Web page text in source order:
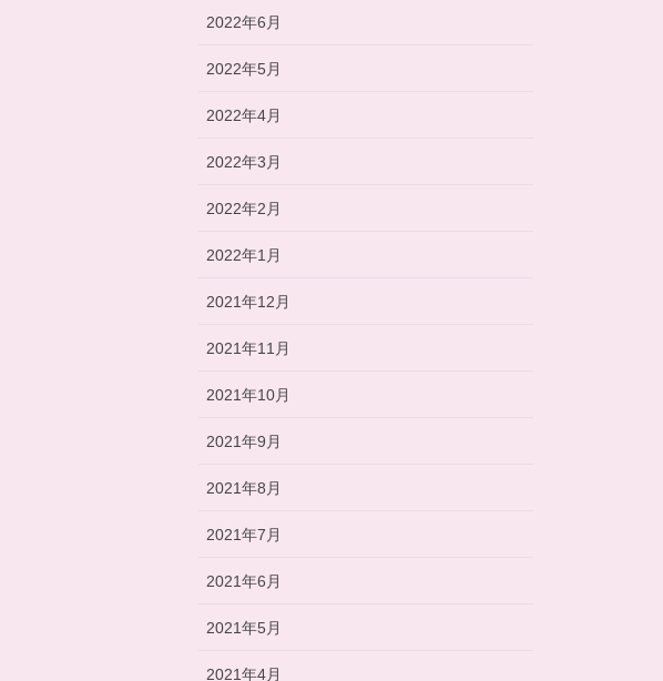
2022年6月
2022年5月
2022年4月
2022年3月
2022年2月
2022年1月
2021年12月
2021年11月
2021年10月
2021年9月
2021年8月
2021年7月
2021年6月
2021年5月
2021年4月